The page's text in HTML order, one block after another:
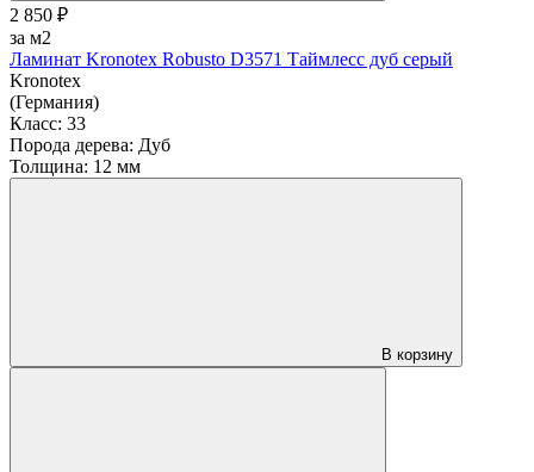
2 850 ₽
за м2
Ламинат Kronotex Robusto D3571 Таймлесс дуб серый
Kronotex
(Германия)
Класс: 33
Порода дерева: Дуб
Толщина: 12 мм
В корзину